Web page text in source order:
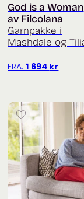
God is a Woman
av Filcolana
Garnpakke i
Mashdale og
FRA:1 694 kr